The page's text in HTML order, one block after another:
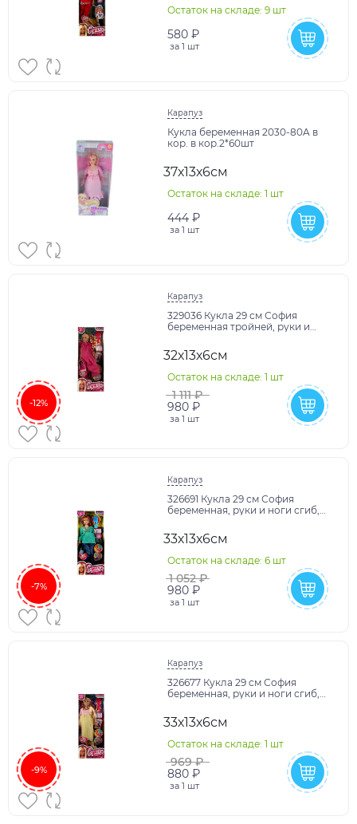
Остаток на складе: 9 шт
580 ₽
за 1 шт
Карапуз
Кукла беременная 2030-80A в
кор. в кор.2*60шт
37х13х6см
Остаток на складе: 1 шт
444 ₽
за 1 шт
-12%
Карапуз
329036 Кукла 29 см София
беременная тройней, руки и
кор.24шт
32х13х6см
Остаток на складе: 1 шт
1 111 ₽
980 ₽
за 1 шт
-7%
Карапуз
326691 Кукла 29 см София
беременная, руки и ноги сгиб,
33х13х6см
Остаток на складе: 6 шт
1 052 ₽
980 ₽
за 1 шт
-9%
Карапуз
326677 Кукла 29 см София
беременная, руки и ноги сгиб,
33х13х6см
Остаток на складе: 1 шт
969 ₽
880 ₽
за 1 шт